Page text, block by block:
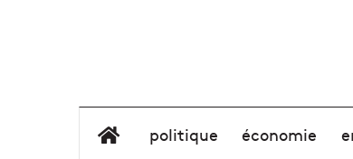
élément de menu
politique économie